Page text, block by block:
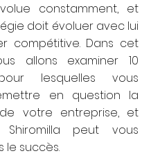
constamment, et
doit évoluer avec lui
compétitive. Dans cet
allons examiner 10
lesquelles vous
en question la
votre entreprise, et
Shiromilla peut vous
le succès.